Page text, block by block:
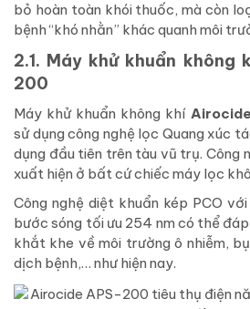
bỏ hoàn toàn khói thuốc, mà còn
bệnh “khó nhằn” khác quanh môi
2.1. Máy khử khuẩn không
200
Máy khử khuẩn không khí
sử dụng công nghệ lọc Quang xúc
dụng đầu tiên trên tàu vũ trụ. Công
xuất hiện ở bất cứ chiếc máy lọc
Công nghệ diệt khuẩn kép PCO
bước sóng tối ưu 254 nm có thể
khắt khe về môi trường ô nhiễm,
dịch bệnh,… như hiện nay.